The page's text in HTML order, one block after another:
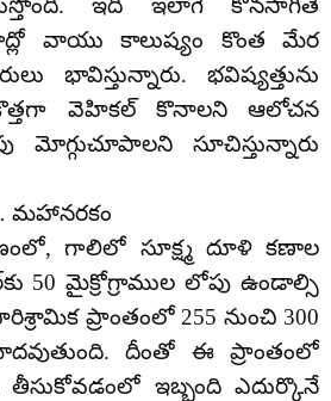
వాయు కాలుష్యం కొంత మేర
భావిస్తున్నారు. భవిష్యత్తును
కొత్తగా వెహికల్ కొనాలని ఆలోచన
సూచిస్తున్నారు
మహానరకం
గాలిలో సూక్ష్మ దూళి కణాల
50 మైక్రోగ్రాముల లోపు ఉండాల్సి
ప్రాంతంలో 255 నుంచి 300
దీంతో ఈ ప్రాంతంలో
ఇబ్బంది ఎదుర్కొనే